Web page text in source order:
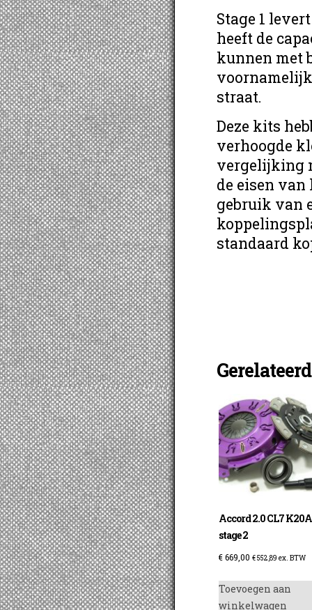
Stage 1
heeft de
kunnen met
straat.
Deze kits
verhoogde
vergelijking
de eisen
gebruik van
standaard
Accord 2.0 CL7 K20A
stage 2
€669,00 €552,89 ex. BTW
Toevoegen aan
winkelwagen